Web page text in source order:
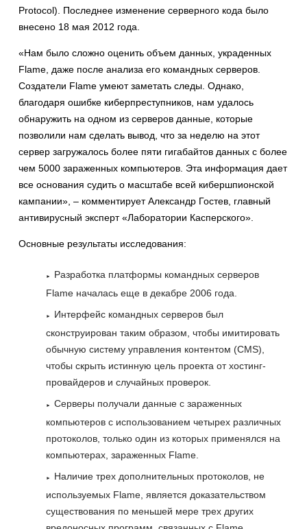
Protocol). Последнее изменение серверного кода было
внесено 18 мая 2012 года.
«Нам было сложно оценить объем данных, украденных
Flame, даже после анализа его командных серверов.
Создатели Flame умеют заметать следы. Однако,
благодаря ошибке киберпреступников, нам удалось
обнаружить на одном из серверов данные, которые
позволили нам сделать вывод, что за неделю на этот
сервер загружалось более пяти гигабайтов данных с более
чем 5000 зараженных компьютеров. Эта информация дает
все основания судить о масштабе всей кибершпионской
кампании», – комментирует Александр Гостев, главный
антивирусный эксперт «Лаборатории Касперского».
Основные результаты исследования:
Разработка платформы командных серверов
Flame началась еще в декабре 2006 года.
Интерфейс командных серверов был
сконструирован таким образом, чтобы имитировать
обычную систему управления контентом (CMS),
чтобы скрыть истинную цель проекта от хостинг-
провайдеров и случайных проверок.
Серверы получали данные с зараженных
компьютеров с использованием четырех различных
протоколов, только один из которых применялся на
компьютерах, зараженных Flame.
Наличие трех дополнительных протоколов, не
используемых Flame, является доказательством
существования по меньшей мере трех других